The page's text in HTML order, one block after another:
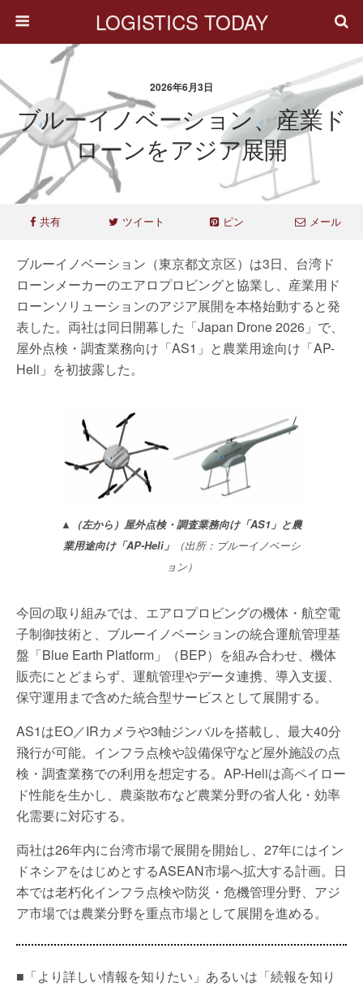
LOGISTICS TODAY
2026年6月3日
ブルーイノベーション、産業ド
ローンをアジア展開
共有 ツイート ピン メール
ブルーイノベーション（東京都文京区）は3日、台湾ド
ローンメーカーのエアロプロビングと協業し、産業用ド
ローンソリューションのアジア展開を本格始動すると発
表した。両社は同日開幕した「Japan Drone 2026」で、
屋外点検・調査業務向け「AS1」と農業用途向け「AP-
Heli」を初披露した。
▲（左から）屋外点検・調査業務向け「AS1」と農
業用途向け「AP-Heli」
（出所：ブルーイノベーシ
ョン）
今回の取り組みでは、エアロプロビングの機体・航空電
子制御技術と、ブルーイノベーションの統合運航管理基
盤「Blue Earth Platform」（BEP）を組み合わせ、機体
販売にとどまらず、運航管理やデータ連携、導入支援、
保守運用まで含めた統合型サービスとして展開する。
AS1はEO／IRカメラや3軸ジンバルを搭載し、最大40分
飛行が可能。インフラ点検や設備保守など屋外施設の点
検・調査業務での利用を想定する。AP-Heliは高ペイロー
ド性能を生かし、農薬散布など農業分野の省人化・効率
化需要に対応する。
両社は26年内に台湾市場で展開を開始し、27年にはイン
ドネシアをはじめとするASEAN市場へ拡大する計画。日
本では老朽化インフラ点検や防災・危機管理分野、アジ
ア市場では農業分野を重点市場として展開を進める。
■「より詳しい情報を知りたい」あるいは「続報を知り